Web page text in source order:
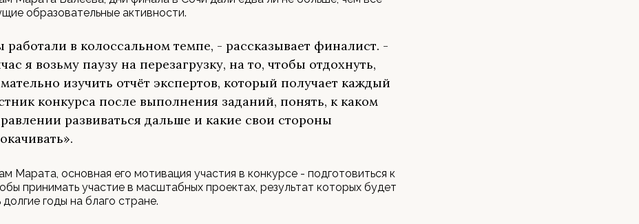
образовательные активности.
работали в колоссальном темпе, - рассказывает финалист. -
я возьму паузу на перезагрузку, на то, чтобы отдохнуть,
изучить отчёт экспертов, который получает каждый
конкурса после выполнения заданий, понять, к каком
развиваться дальше и какие свои стороны
Марата, основная его мотивация участия в конкурсе - подготовиться к
принимать участие в масштабных проектах, результат которых будет
годы на благо стране.